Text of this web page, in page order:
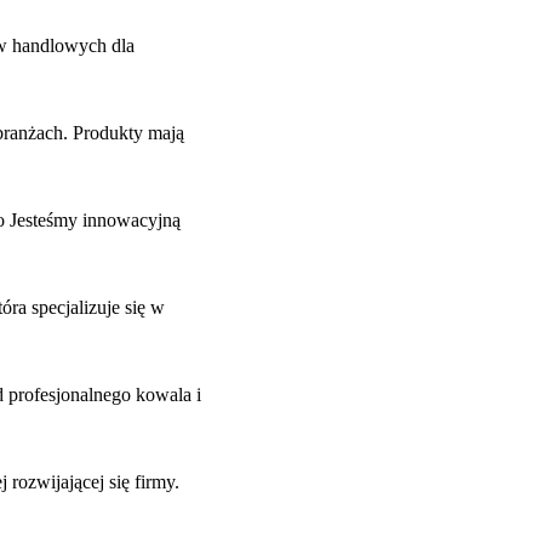
handlowych dla
Produkty mają
innowacyjną
specjalizuje się w
profesjonalnego kowala i
rozwijającej się firmy.